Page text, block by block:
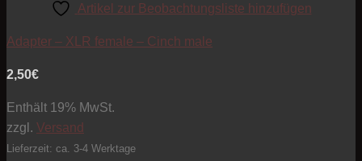
Artikel zur Beobachtungsliste hinzufügen
Adapter – XLR female – Cinch male
2,50€
Enthält 19% MwSt.
zzgl. Versand
Lieferzeit: ca. 3-4 Werktage